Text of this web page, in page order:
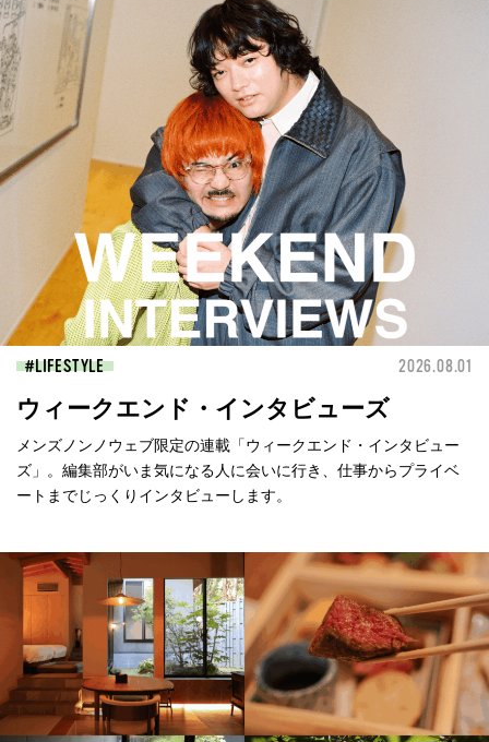
LIFESTYLE 2026.08.01
ウィークエンド・インタビューズ
メンズノンノウェブ限定の連載「ウィークエンド・インタビュー
ズ」。編集部がいま気になる人に会いに行き、仕事からプライベ
ートまでじっくりインタビューします。